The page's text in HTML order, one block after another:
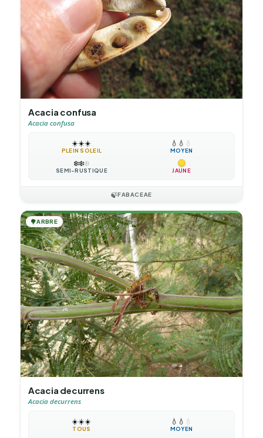
Acacia confusa
Acacia confusa
☀️☀️☀️
PLEIN SOLEIL
💧 💧 💧
MOYEN
❄️❄️❄️
SEMI-RUSTIQUE JAUNE
🍃FABACEAE
🌳ARBRE
Acacia decurrens
Acacia decurrens
☀️☀️☀️
TOUS
💧 💧 💧
MOYEN